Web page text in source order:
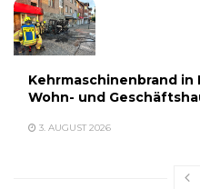
Kehrmaschinenbrand in
Wohn- und
3. AUGUST 2026